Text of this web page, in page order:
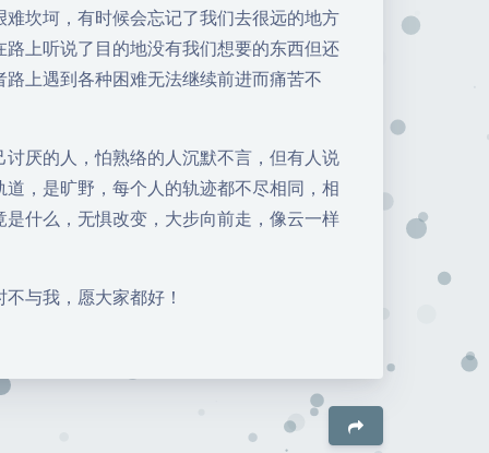
坎坷，有时候会忘记了我们去很远的地方
上听说了目的地没有我们想要的东西但还
上遇到各种困难无法继续前进而痛苦不
厌的人，怕熟络的人沉默不言，但有人说
，是旷野，每个人的轨迹都不尽相同，相
什么，无惧改变，大步向前走，像云一样
与我，愿大家都好！